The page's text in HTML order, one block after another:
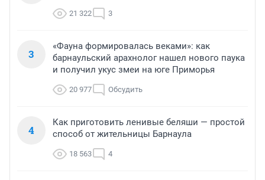
21 322 3
3
«Фауна формировалась веками»: как
барнаульский арахнолог нашел нового паука
и получил укус змеи на юге Приморья
20 977 Обсудить
4
Как приготовить ленивые беляши — простой
способ от жительницы Барнаула
18 563 4